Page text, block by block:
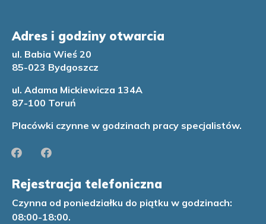
Adres i godziny otwarcia
ul. Babia Wieś 20
85-023 Bydgoszcz
ul. Adama Mickiewicza 134A
87-100 Toruń
Placówki czynne w godzinach pracy specjalistów.
Rejestracja telefoniczna
Czynna od poniedziałku do piątku w godzinach:
08:00-18:00.